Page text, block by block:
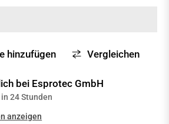
hinzufügen Vergleichen
bei Esprotec GmbH
24 Stunden
anzeigen